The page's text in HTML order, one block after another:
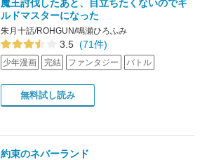
魔王討伐したあと、目立ちたくないのでギ
ルドマスターになった
朱月十話/ROHGUN/鳴瀬ひろふみ
3.5 (71件)
少年漫画 完結 ファンタジー バトル
無料試し読み
約束のネバーランド